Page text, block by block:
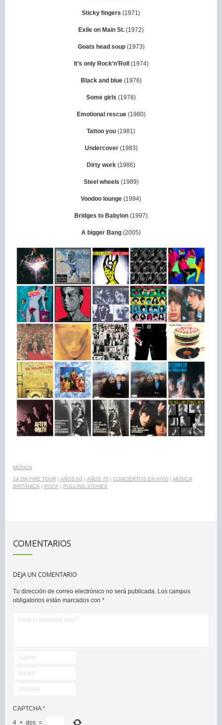
Sticky fingers (1971)
Exile on Main St. (1972)
Goats head soup(1973)
It’s only Rock’n’Roll (1974)
Black and blue(1976)
Some girls (1978)
Emotional rescue(1980)
Tattoo you (1981)
Undercover (1983)
Dirty work (1986)
Steel wheels (1989)
Voodoo lounge (1994)
Bridges to Babylon (1997)
A bigger Bang (2005)
MÚSICA
14 ON FIRE TOUR | AÑOS 60 | AÑOS 70 | CONCIERTOS EN VIVO | MÚSICA
BRITÁNICA | ROCK | ROLLING STONES
COMENTARIOS
DEJA UN COMENTARIO
Tu dirección de correo electrónico no será publicada. Los campos
obligatorios están marcados con *
CAPTCHA*
4 × dos =